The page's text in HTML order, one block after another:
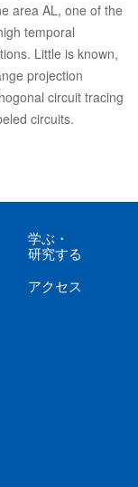
area AL, one of the
temporal
Little is known,
projection
circuit tracing
circuits.
学ぶ ・
研究する
アクセス